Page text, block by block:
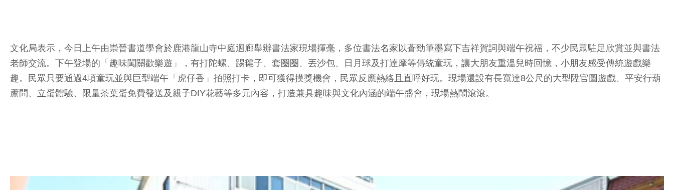
文化局表示，今日上午由崇晉書道學會於鹿港龍山寺中庭迴廊舉辦書法家現場揮毫，多位書法名家以蒼勁筆墨寫下吉祥賀詞與端午祝福，不少民眾駐足欣賞並與書法
老師交流。下午登場的「趣味闖關歡樂遊」，有打陀螺、踢毽子、套圈圈、丟沙包、日月球及打達摩等傳統童玩，讓大朋友重溫兒時回憶，小朋友感受傳統遊戲樂
趣。民眾只要通過4項童玩並與巨型端午「虎仔香」拍照打卡，即可獲得摸獎機會，民眾反應熱絡且直呼好玩。現場還設有長寬達8公尺的大型陞官圖遊戲、平安行葫
蘆問、立蛋體驗、限量茶葉蛋免費發送及親子DIY花藝等多元內容，打造兼具趣味與文化內涵的端午盛會，現場熱鬧滾滾。